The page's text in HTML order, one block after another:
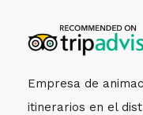
Empresa de
itinerarios en el